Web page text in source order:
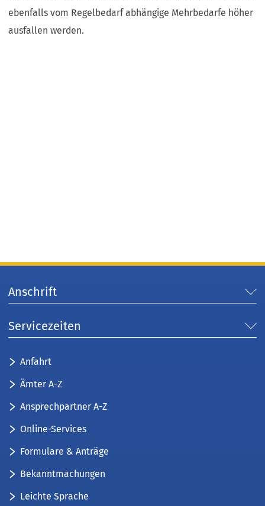
ebenfalls vom Regelbedarf abhängige Mehrbedarfe höher
ausfallen werden.
Anschrift
Servicezeiten
Anfahrt
Ämter A-Z
Ansprechpartner A-Z
Online-Services
Formulare & Anträge
Bekanntmachungen
Leichte Sprache